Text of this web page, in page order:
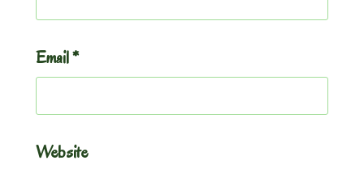
Email*
Website